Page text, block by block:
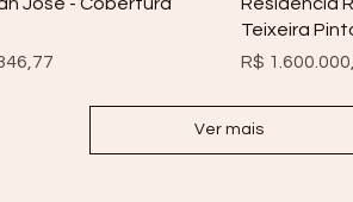
Teixeira
Preço
R$
Ver mais